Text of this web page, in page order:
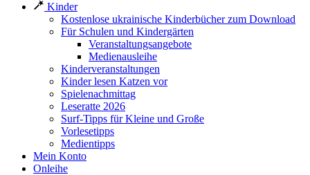
Kinder
Kostenlose ukrainische Kinderbücher zum Download
Für Schulen und Kindergärten
Veranstaltungsangebote
Medienausleihe
Kinderveranstaltungen
Kinder lesen Katzen vor
Spielenachmittag
Leseratte 2026
Surf-Tipps für Kleine und Große
Vorlesetipps
Medientipps
Mein Konto
Onleihe